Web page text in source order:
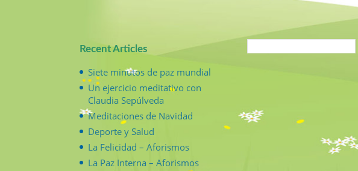
Recent Articles
Siete minutos de paz mundial
Un ejercicio meditativo con
Claudia Sepúlveda
Meditaciones de Navidad
Deporte y Salud
La Felicidad – Aforismos
La Paz Interna – Aforismos